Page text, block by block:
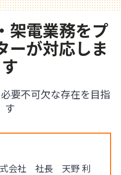
架電業務をプ
ーが対応しま
す
要不可欠な存在を目指
す
式会社 社長 天野 利